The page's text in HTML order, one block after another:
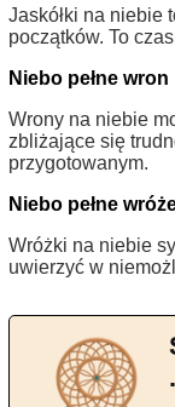
Jaskółki na niebie
początków. To
Niebo pełne wron
Wrony na niebie
zbliżające się
przygotowanym.
Niebo pełne
Wróżki na niebie
uwierzyć w